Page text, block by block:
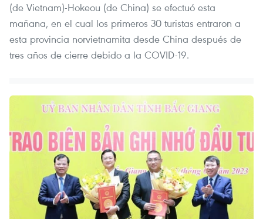
(de Vietnam)-Hokeou (de China) se efectuó esta
mañana, en el cual los primeros 30 turistas entraron a
esta provincia norvietnamita desde China después de
tres años de cierre debido a la COVID-19.